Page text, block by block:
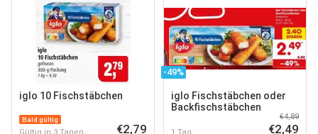
iglo 10 Fischstäbchen
Bald gültig
Gültig in 3 Tagen €2,79
-49%
iglo Fischstäbchen oder
Backfischstäbchen
1 Tag
€4,89
€2,49